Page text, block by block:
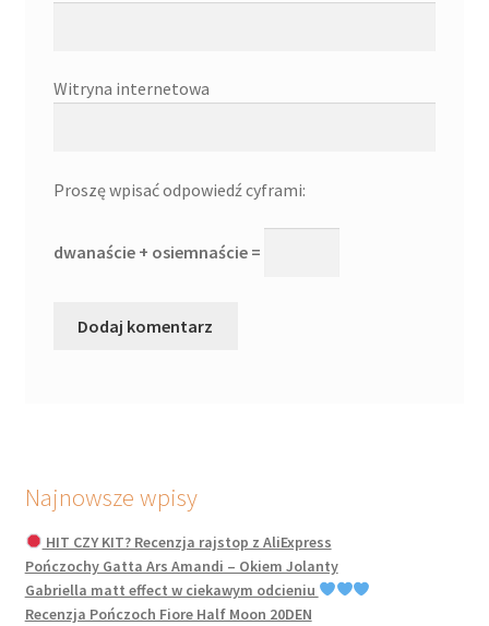
Witryna internetowa
Proszę wpisać odpowiedź cyframi:
dwanaście + osiemnaście =
Najnowsze wpisy
HIT CZY KIT? Recenzja rajstop z AliExpress
Pończochy Gatta Ars Amandi – Okiem Jolanty
Gabriella matt effect w ciekawym odcieniu
Recenzja Pończoch Fiore Half Moon 20DEN